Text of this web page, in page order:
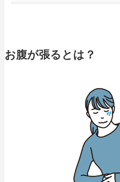
お腹が張るとは？